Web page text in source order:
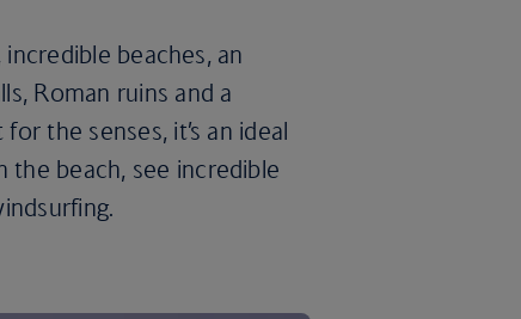
beaches, an
Roman ruins and a
the senses, it’s an ideal
the beach, see incredible